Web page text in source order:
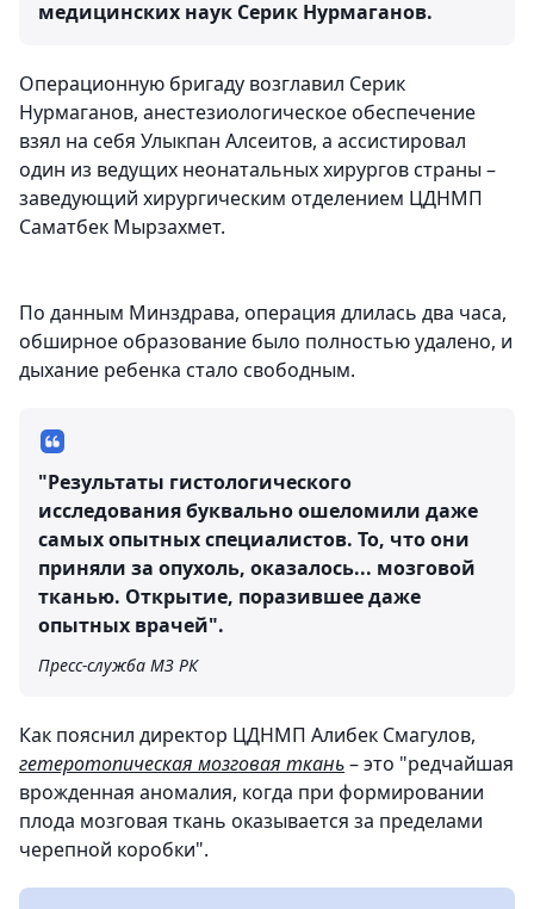
медицинских наук Серик Нурмаганов.
Операционную бригаду возглавил Серик
Нурмаганов, анестезиологическое обеспечение
взял на себя Улыкпан Алсеитов, а ассистировал
один из ведущих неонатальных хирургов страны –
заведующий хирургическим отделением ЦДНМП
Саматбек Мырзахмет.
По данным Минздрава, операция длилась два часа,
обширное образование было полностью удалено, и
дыхание ребенка стало свободным.
"Результаты гистологического
исследования буквально ошеломили даже
самых опытных специалистов. То, что они
приняли за опухоль, оказалось... мозговой
тканью. Открытие, поразившее даже
опытных врачей".
Пресс-служба МЗ РК
Как пояснил директор ЦДНМП Алибек Смагулов,
гетеротопическая мозговая ткань– это "редчайшая
врожденная аномалия, когда при формировании
плода мозговая ткань оказывается за пределами
черепной коробки".